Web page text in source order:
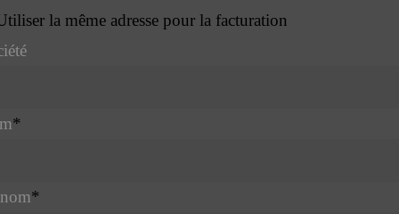
la même adresse pour la facturation
*
*